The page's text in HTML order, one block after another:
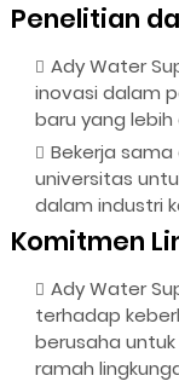
Penelitian
Ady Water
inovasi dalam
baru yang
Bekerja
universitas
dalam industri
Komitmen
Ady Water
terhadap
berusaha
ramah